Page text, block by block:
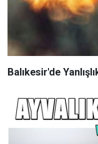
Balıkesir'de